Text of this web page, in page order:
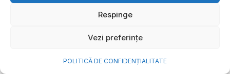
Respinge
Vezi preferințe
POLITICĂ DE CONFIDENȚIALITATE
frumoase amintiri ale verii într-